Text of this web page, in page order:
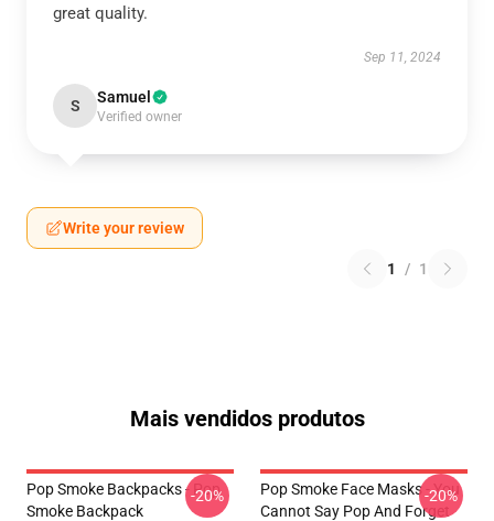
great quality.
Sep 11, 2024
S Samuel
Verified owner
Write your review
1 / 1
Mais vendidos produtos
Pop Smoke Backpacks - Pop
Smoke Backpack
-20%
Pop Smoke Face Masks - You
Cannot Say Pop And Forget
-20%